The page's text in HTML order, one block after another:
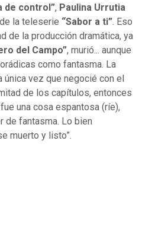
de control”, Paulina Urrutia
la teleserie “Sabor a ti”. Eso
de la producción dramática, ya
del Campo”, murió... aunque
como fantasma. La
vez que negocié con el
de los capítulos, entonces
una cosa espantosa (ríe),
de fantasma. Lo bien
muerto y listo”.